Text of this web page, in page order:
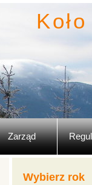
Zarząd
Wybierz rok